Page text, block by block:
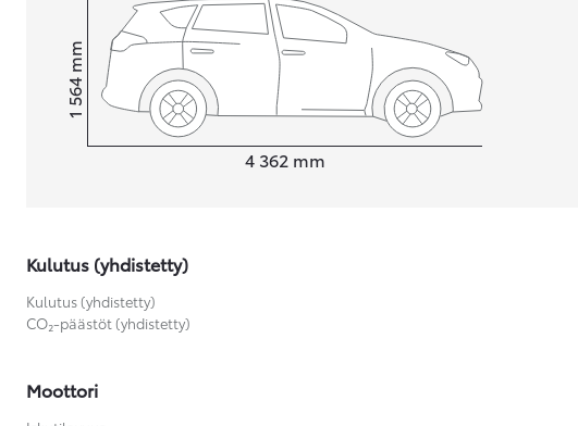
Tulossa pian
Pituus
4 362 mm
Korkeus1 564
mm
Kulutus (yhdistetty)
Kulutus (yhdistetty)
CO₂-päästöt (yhdistetty)
Moottori